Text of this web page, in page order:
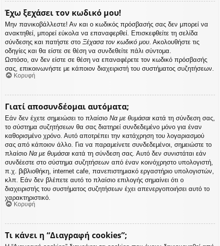
Έχω ξεχάσει τον κωδικό μου!
Μην πανικοβάλλεστε! Αν και ο κωδικός πρόσβασής σας δεν μπορεί να
ανακτηθεί, μπορεί εύκολα να επαναφερθεί. Επισκεφθείτε τη σελίδα
σύνδεσης και πατήστε στο Ξέχασα τον κωδικό μου. Ακολουθήστε τις
οδηγίες και θα είστε σε θέση να συνδεθείτε πάλι σύντομα.
Ωστόσο, αν δεν είστε σε θέση να επαναφέρετε τον κωδικό πρόσβασής
σας, επικοινωνήστε με κάποιον διαχειριστή του συστήματος συζητήσεων.
Κορυφή
Γιατί αποσυνδέομαι αυτόματα;
Εάν δεν έχετε σημειώσει το πλαίσιο Να με θυμάσαι κατά τη σύνδεση σας,
το σύστημα συζητήσεων θα σας διατηρεί συνδεδεμένο μόνο για έναν
καθορισμένο χρόνο. Αυτό αποτρέπει την κατάχρηση του λογαριασμού
σας από κάποιον άλλο. Για να παραμείνετε συνδεδεμένοι, σημειώστε το
πλαίσιο Να με θυμάσαι κατά τη σύνδεση σας. Αυτό δεν συνιστάται εάν
συνδέεστε στο σύστημα συζητήσεων από έναν κοινόχρηστο υπολογιστή,
π.χ. βιβλιοθήκη, internet cafe, πανεπιστημιακό εργαστήριο υπολογιστών,
κλπ. Εάν δεν βλέπετε αυτό το πλαίσιο επιλογής σημαίνει ότι ο
διαχειριστής του συστήματος συζητήσεων έχει απενεργοποιήσει αυτό το
χαρακτηριστικό.
Κορυφή
Τι κάνει η “Διαγραφή cookies”;